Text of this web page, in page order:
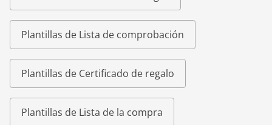
Plantillas de Lista de comprobación
Plantillas de Certificado de regalo
Plantillas de Lista de la compra